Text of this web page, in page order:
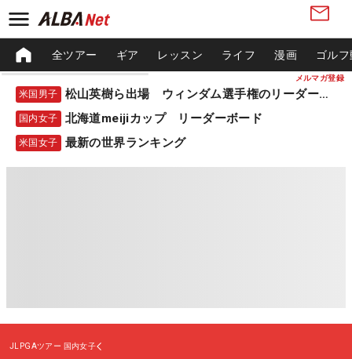
メルマガ登録
全ツアー ギア レッスン ライフ 漫画 ゴル
米国男子 松山英樹ら出場 ウィンダム選手権のリーダーボード
国内女子 北海道meijiカップ リーダーボード
米国女子 最新の世界ランキング
JLPGAツアー 国内女子